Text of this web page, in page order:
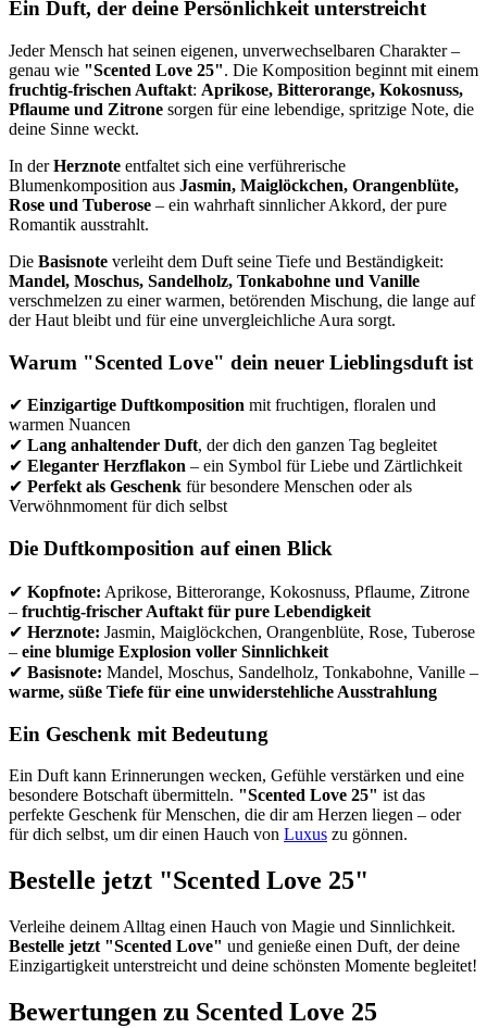
Ein Duft, der deine Persönlichkeit unterstreicht
Jeder Mensch hat seinen eigenen, unverwechselbaren Charakter –
genau wie "Scented Love 25". Die Komposition beginnt mit einem
fruchtig-frischen Auftakt: Aprikose, Bitterorange, Kokosnuss,
Pflaume und Zitrone sorgen für eine lebendige, spritzige Note, die
deine Sinne weckt.
In derHerznote entfaltet sich eine verführerische
Blumenkomposition aus Jasmin, Maiglöckchen, Orangenblüte,
Rose und Tuberose – ein wahrhaft sinnlicher Akkord, der pure
Romantik ausstrahlt.
Die Basisnote verleiht dem Duft seine Tiefe und Beständigkeit:
Mandel, Moschus, Sandelholz, Tonkabohne und Vanille
verschmelzen zu einer warmen, betörenden Mischung, die lange auf
der Haut bleibt und für eine unvergleichliche Aura sorgt.
Warum "Scented Love" dein neuer Lieblingsduft ist
✔ Einzigartige Duftkomposition mit fruchtigen, floralen und
warmen Nuancen
✔ Lang anhaltender Duft, der dich den ganzen Tag begleitet
✔ Eleganter Herzflakon – ein Symbol für Liebe und Zärtlichkeit
✔ Perfekt als Geschenk für besondere Menschen oder als
Verwöhnmoment für dich selbst
Die Duftkomposition auf einen Blick
✔ Kopfnote: Aprikose, Bitterorange, Kokosnuss, Pflaume, Zitrone
– fruchtig-frischer Auftakt für pure Lebendigkeit
✔ Herznote: Jasmin, Maiglöckchen, Orangenblüte, Rose, Tuberose
– eine blumige Explosion voller Sinnlichkeit
✔ Basisnote: Mandel, Moschus, Sandelholz, Tonkabohne, Vanille –
warme, süße Tiefe für eine unwiderstehliche Ausstrahlung
Ein Geschenk mit Bedeutung
Ein Duft kann Erinnerungen wecken, Gefühle verstärken und eine
besondere Botschaft übermitteln. "Scented Love 25" ist das
perfekte Geschenk für Menschen, die dir am Herzen liegen – oder
für dich selbst, um dir einen Hauch von Luxus zu gönnen.
Bestelle jetzt "Scented Love 25"
Verleihe deinem Alltag einen Hauch von Magie und Sinnlichkeit.
Bestelle jetzt "Scented Love" und genieße einen Duft, der deine
Einzigartigkeit unterstreicht und deine schönsten Momente begleitet!
Bewertungen zu Scented Love 25